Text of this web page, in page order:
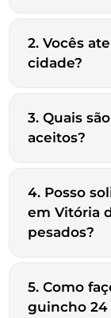
2. Vocês
cidade?
3. Quais
aceitos?
4. Posso
em Vitória
pesados?
5. Como
guincho 24